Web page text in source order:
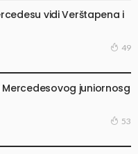
vidi Verštapena i
49
juniornosg
53